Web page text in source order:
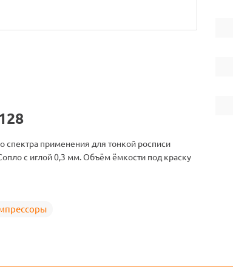
спектра применения для тонкой росписи
с иглой 0,3 мм. Объём ёмкости под краску